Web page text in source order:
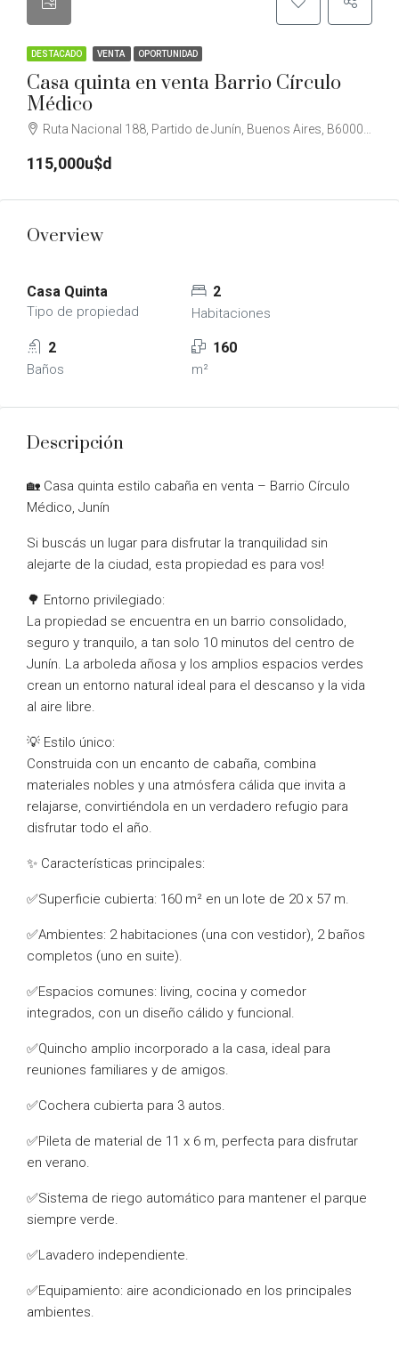
DESTACADO VENTA OPORTUNIDAD
Casa quinta en venta Barrio Círculo
Médico
Ruta Nacional 188, Partido de Junín, Buenos Aires, B6000, Argentina
115,000u$d
Overview
Casa Quinta
Tipo de propiedad
2
Habitaciones
2
Baños
160
m²
Descripción
🏡 Casa quinta estilo cabaña en venta – Barrio Círculo
Médico, Junín
Si buscás un lugar para disfrutar la tranquilidad sin
alejarte de la ciudad, esta propiedad es para vos!
🌳 Entorno privilegiado:
La propiedad se encuentra en un barrio consolidado,
seguro y tranquilo, a tan solo 10 minutos del centro de
Junín. La arboleda añosa y los amplios espacios verdes
crean un entorno natural ideal para el descanso y la vida
al aire libre.
💡 Estilo único:
Construida con un encanto de cabaña, combina
materiales nobles y una atmósfera cálida que invita a
relajarse, convirtiéndola en un verdadero refugio para
disfrutar todo el año.
✨ Características principales:
✅Superficie cubierta: 160 m² en un lote de 20 x 57 m.
✅Ambientes: 2 habitaciones (una con vestidor), 2 baños
completos (uno en suite).
✅Espacios comunes: living, cocina y comedor
integrados, con un diseño cálido y funcional.
✅Quincho amplio incorporado a la casa, ideal para
reuniones familiares y de amigos.
✅Cochera cubierta para 3 autos.
✅Pileta de material de 11 x 6 m, perfecta para disfrutar
en verano.
✅Sistema de riego automático para mantener el parque
siempre verde.
✅Lavadero independiente.
✅Equipamiento: aire acondicionado en los principales
ambientes.